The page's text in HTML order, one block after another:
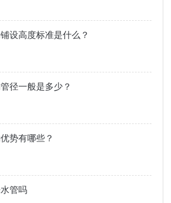
设高度标准是什么？
径一般是多少？
势有哪些？
管吗